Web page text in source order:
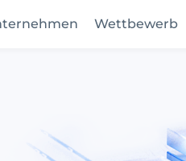
Wettbewerb